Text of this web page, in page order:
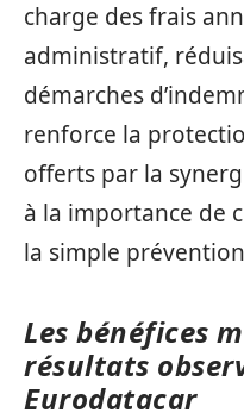
charge des frais
administratif,
démarches
renforce la
offerts par la
à la importance de
la simple
Les bénéfices
résultats
Eurodatacar